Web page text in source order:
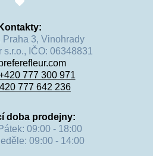
Kontakty:
Praha 3, Vinohrady
s.r.o., IČO: 06348831
777 300 971
777 642 236
doba prodejny:
09:00 - 18:00
09:00 - 14:00